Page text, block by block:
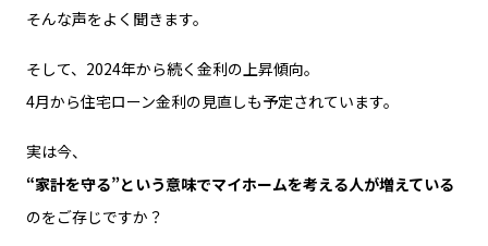
そんな声をよく聞きます。
そして、2024年から続く金利の上昇傾向。
4月から住宅ローン金利の見直しも予定されています。
実は今、
“家計を守る”という意味でマイホームを考える人が増えている
のをご存じですか？